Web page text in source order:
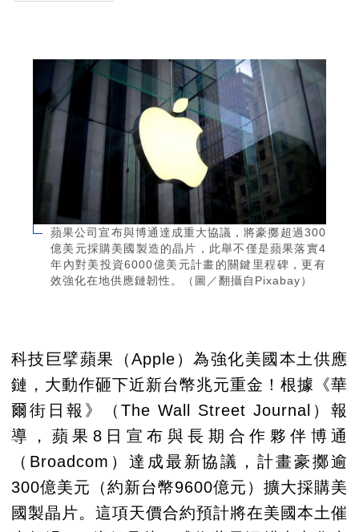
蘋果公司宣布與博通達成重大協議，將豪擲超過300
億美元採購美國製造的晶片，此舉不僅是蘋果落實4
年內對美投資6000億美元計畫的關鍵里程碑，更有
效強化在地供應鏈韌性。（圖／翻攝自Pixabay）
科技巨擘蘋果（Apple）為強化美國本土供應
鏈，大動作砸下近新台幣兆元重金！根據《華
爾街日報》（The Wall Street Journal）報
導，蘋果8日宣布與長期合作夥伴博通
（Broadcom）達成最新協議，計畫豪擲逾
300億美元（約新台幣9600億元）擴大採購美
國製晶片。這項天價合約預計將在美國本土催